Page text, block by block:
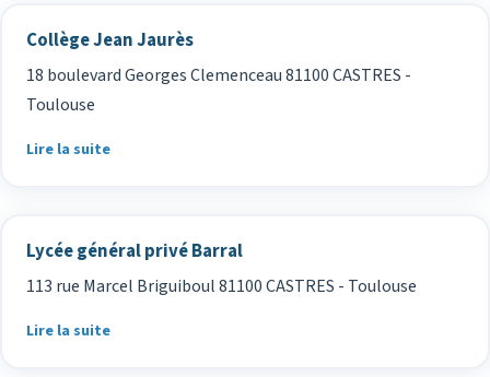
Collège Jean Jaurès
18 boulevard Georges Clemenceau 81100 CASTRES -
Toulouse
Lire la suite
Lycée général privé Barral
113 rue Marcel Briguiboul 81100 CASTRES - Toulouse
Lire la suite